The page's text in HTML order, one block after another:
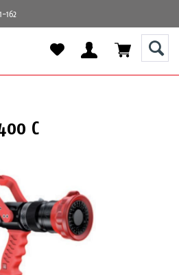
162
C